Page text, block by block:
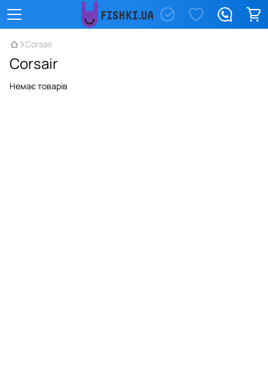
Corsair
Corsair
Немає товарів